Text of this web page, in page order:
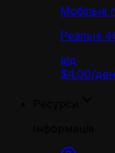
Мобільні
Реальні
від
$4.00/